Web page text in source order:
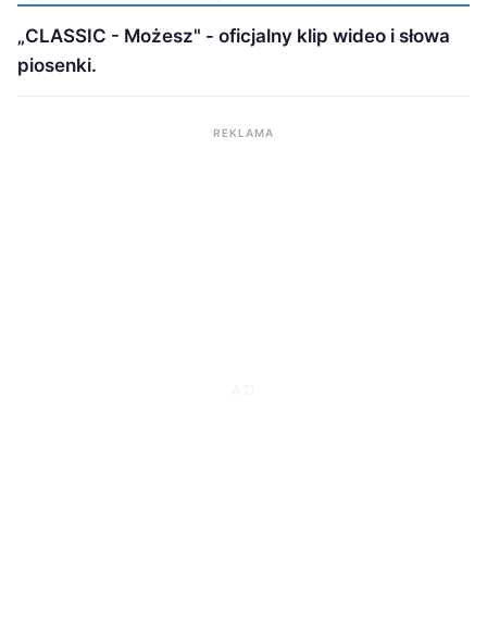
„CLASSIC - Możesz" - oficjalny klip wideo i słowa
piosenki.
REKLAMA